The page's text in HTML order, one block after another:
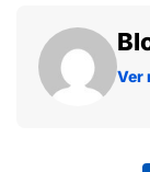
Ver